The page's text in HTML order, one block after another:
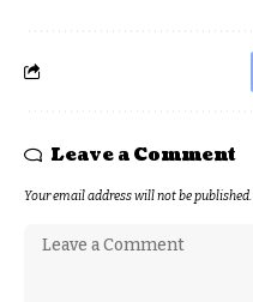
Leave a Comment
Your email address will not be published.